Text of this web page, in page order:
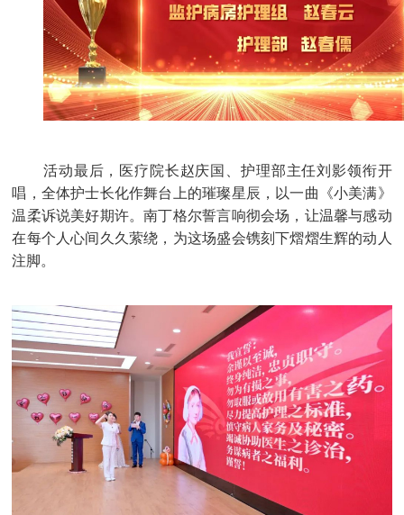
活动最后，医疗院长赵庆国、护理部主任刘影领衔开
唱，全体护士长化作舞台上的璀璨星辰，以一曲《小美满》
温柔诉说美好期许。南丁格尔誓言响彻会场，让温馨与感动
在每个人心间久久萦绕，为这场盛会镌刻下熠熠生辉的动人
注脚。